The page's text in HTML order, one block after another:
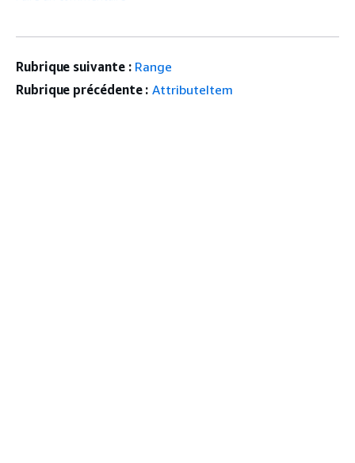
Rubrique suivante : Range
Rubrique précédente : AttributeItem